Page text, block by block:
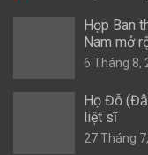
Họp Ban
Nam mở
6 Tháng 8,
Họ Đỗ
liệt sĩ
27 Tháng